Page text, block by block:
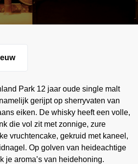
Park 12 jaar oude single malt
gerijpt op sherryvaten van
eiken. De whisky heeft een volle,
die vol zit met zonnige, zure
vruchtencake, gekruid met kaneel,
Op golven van heideachtige
je aroma’s van heidehoning.